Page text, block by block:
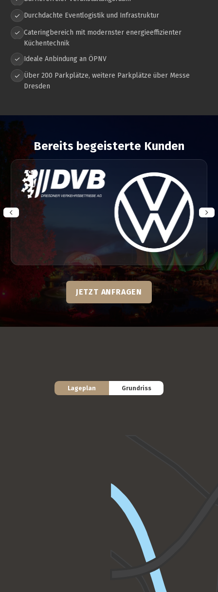
Durchdachte Eventlogistik und Infrastruktur
Cateringbereich mit modernster energieeffizienter
Küchentechnik
Ideale Anbindung an ÖPNV
Über 200 Parkplätze, weitere Parkplätze über Messe
Dresden
Bereits begeisterte Kunden
JETZT ANFRAGEN
Lageplan Grundriss